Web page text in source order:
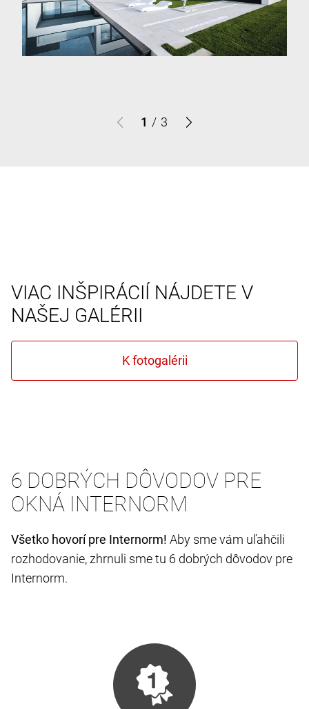
1 / 3
VIAC INŠPIRÁCIÍ NÁJDETE V
NAŠEJ GALÉRII
6 DOBRÝCH DÔVODOV PRE
OKNÁ INTERNORM
Všetko hovorí pre Internorm! Aby sme vám uľahčili
rozhodovanie, zhrnuli sme tu 6 dobrých dôvodov pre
Internorm.